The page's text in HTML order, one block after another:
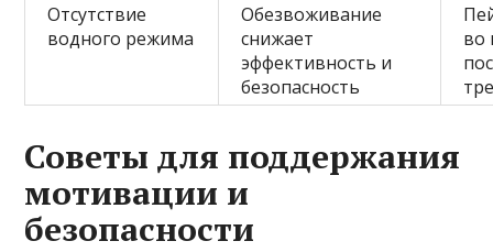
Отсутствие
водного режима
Обезвоживание
снижает
эффективность и
безопасность
во
Советы для поддержания
мотивации и
безопасности